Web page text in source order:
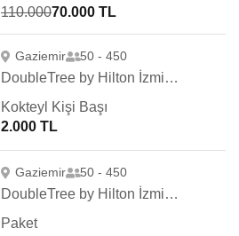
110.00070.000 TL
Gaziemir 50 - 450
DoubleTree by Hilton İzmir Airport
Kokteyl Kişi Başı
2.000 TL
Gaziemir 50 - 450
DoubleTree by Hilton İzmir Airport
Paket